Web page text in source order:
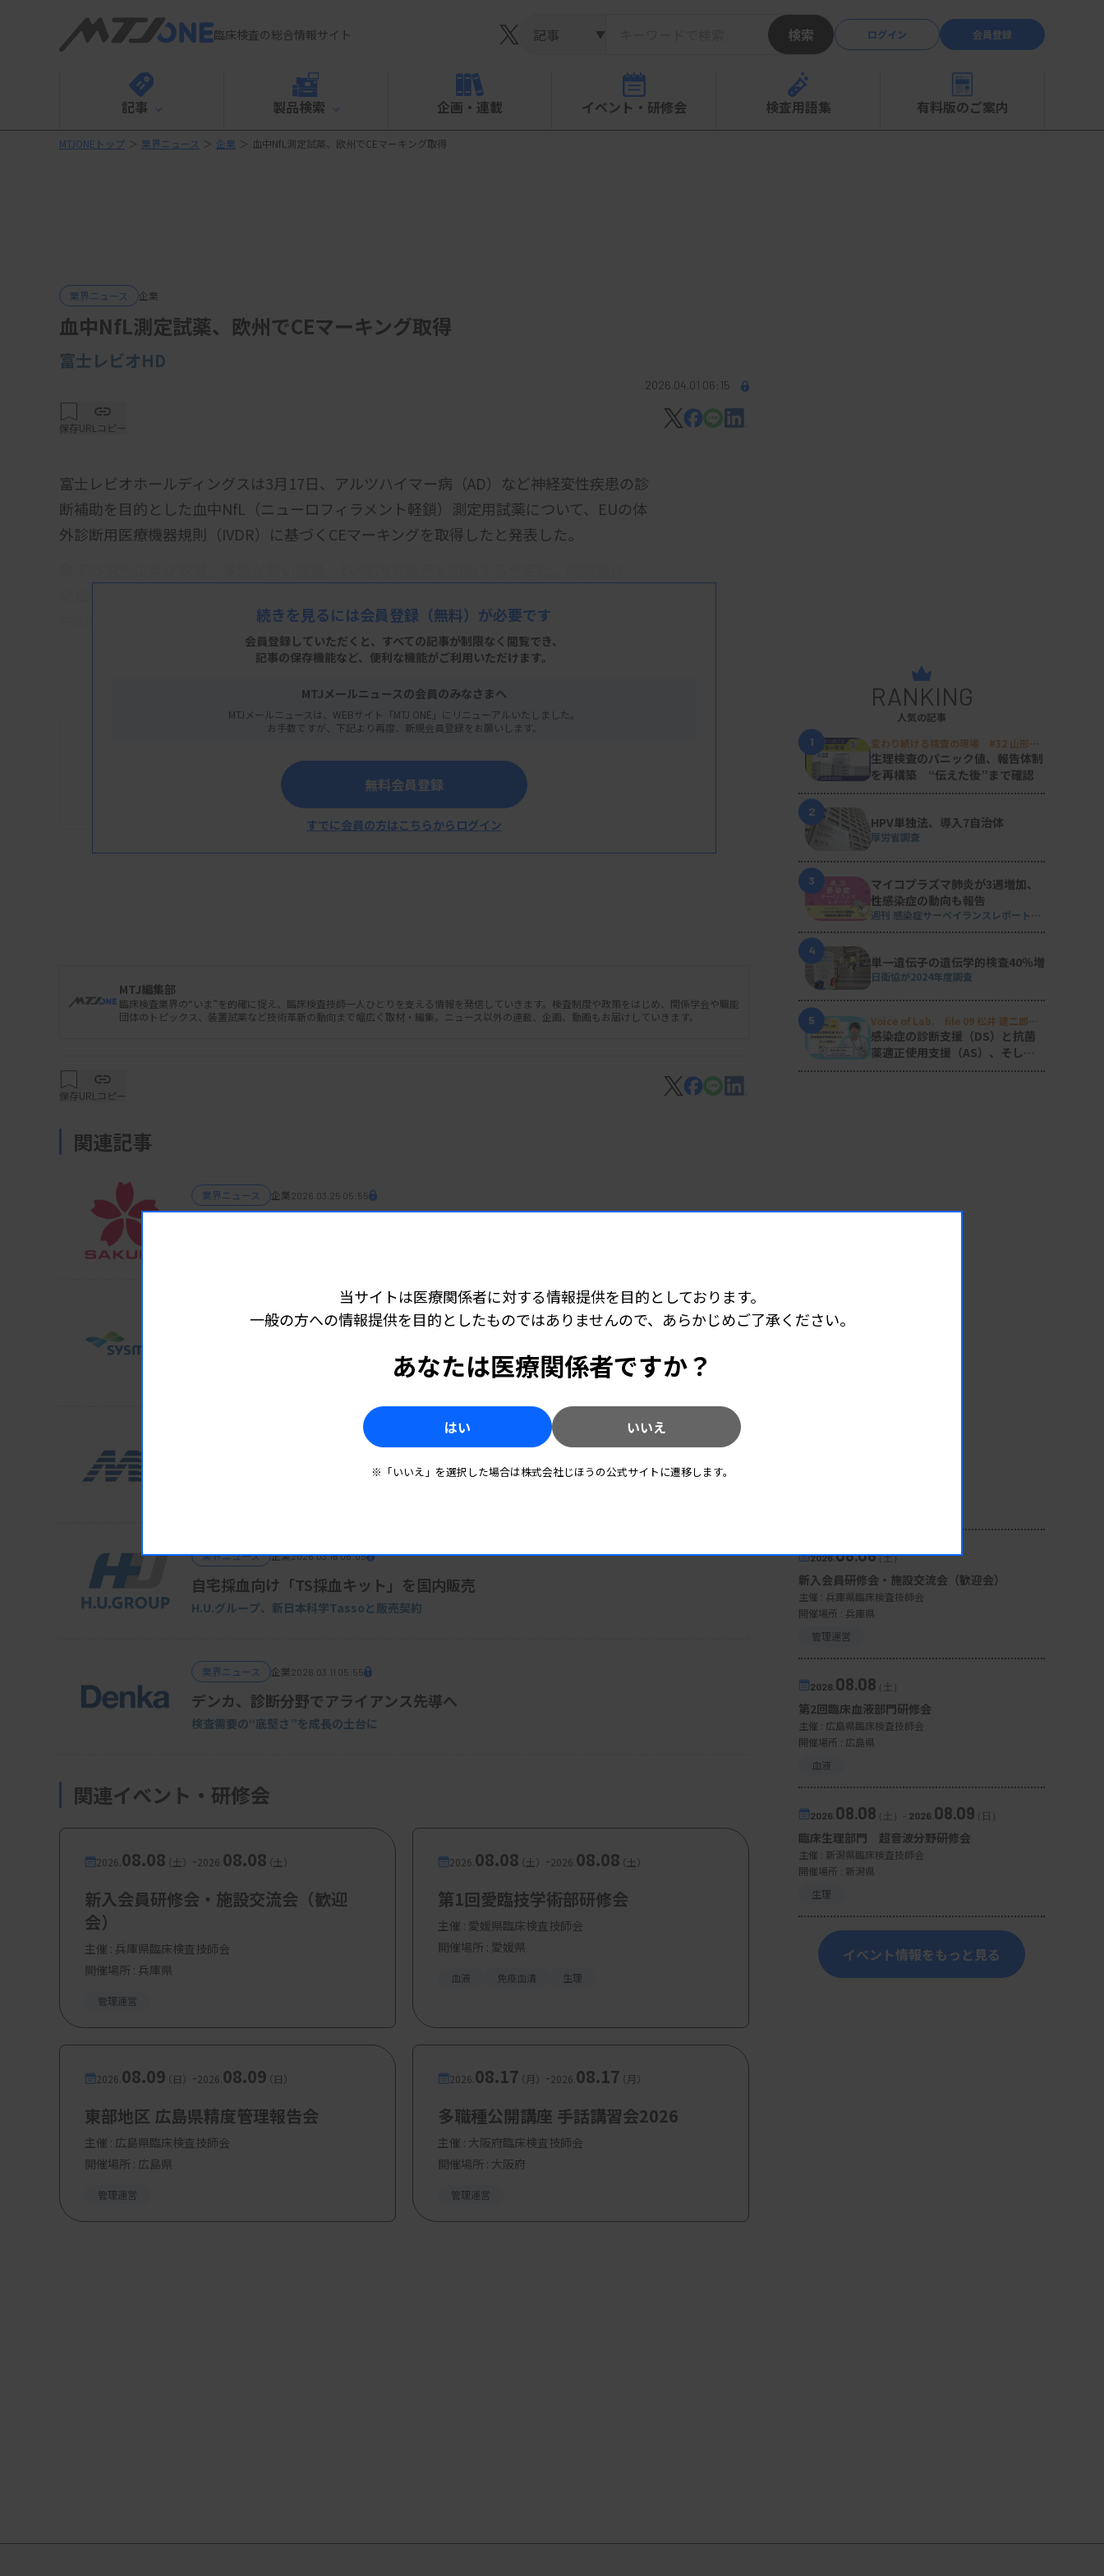
臨床検査の総合情報サイト ▼ 検索 ログイン 会員登録
記事 製品検索 企画・連載 イベント・研修会 検査用語集 有料版のご案内
MTJONEトップ ＞ 業界ニュース ＞ 企業 ＞ 血中NfL測定試薬、欧州でCEマーキング取得
業界ニュース 企業
血中NfL測定試薬、欧州でCEマーキング取得
富士レビオHD
2026.04.01 06:15
保存URLコピー
富士レビオホールディングスは3月17日、アルツハイマー病（AD）など神経変性疾患の診
断補助を目的とした血中NfL（ニューロフィラメント軽鎖）測定用試薬について、EUの体
外診断用医療機器規則（IVDR）に基づくCEマーキングを取得したと発表した。
中のNfLを約35分で定量測定できる。
アルツハイマー病等の神経変性疾患の診断補助を目的とした血液を用いた
NfL測定用体外診断用医薬品の欧州におけるCEマーキング取得について
続きを見るには会員登録 （無料）が必要です
会員登録していただくと、すべての記事が制限なく閲覧でき、
記事の保存機能など、便利な機能がご利用いただけます。
MTJメールニュースの会員のみなさまへ
MTJメールニュースは、WEBサイト「MTJ ONE」にリニューアルいたしました。
お手数ですが、下記より再度、新規会員登録をお願いします。
無料会員登録
すでに会員の方はこちらからログイン
MTJ編集部
臨床検査業界の“いま”を的確に捉え、臨床検査技師一人ひとりを支える情報を発信していきます。検査制度や政策をはじめ、関係学会や職能
団体のトピックス、装置試薬など技術革新の動向まで幅広く取材・編集。ニュース以外の連載、企画、動画もお届けしていきます。
保存URLコピー
関連記事
業界ニュース 企業2026.03.25 05:55
業界ニュース 企業2026.03.23 05:55
2026.03.18 06:05
ミズホメディー、遺伝子POCTを次の柱に
業界ニュース 企業2026.03.16 06:05
自宅採血向け「TS採血キット」を国内販売
H.U.グループ、新日本科学Tassoと販売契約
業界ニュース 企業2026.03.11 05:55
デンカ、診断分野でアライアンス先導へ
検査需要の“底堅さ”を成長の土台に
関連イベント・研修会
2026. 08.08（土） -2026. 08.08（土）
新入会員研修会・施設交流会（歓迎
会）
主催 : 兵庫県臨床検査技師会
開催場所 : 兵庫県
管理運営
2026. 08.08（土） -2026. 08.08（土）
第1回愛臨技学術部研修会
主催 : 愛媛県臨床検査技師会
開催場所 : 愛媛県
血液 免疫血清 生理
2026. 08.09（日） -2026. 08.09（日）
東部地区 広島県精度管理報告会
主催 : 広島県臨床検査技師会
開催場所 : 広島県
管理運営
2026. 08.17（月） -2026. 08.17（月）
多職種公開講座 手話講習会2026
主催 : 大阪府臨床検査技師会
開催場所 : 大阪府
管理運営
RANKING
人気の記事
1
変わり続ける検査の現場 #32 山形済
生病院
生理検査のパニック値、報告体制
を再構築 “伝えた後”まで確認
2
HPV単独法、導入7自治体
厚労省調査
3
マイコプラズマ肺炎が3週増加、
性感染症の動向も報告
週刊 感染症サーベイランスレポート
4
単一遺伝子の遺伝学的検査40％増
日衛協が2024年度調査
5
Voice of Lab. file 09 松井 建二郎
（藤田医科大学病院臨床検査部微生物
遺伝子検査室）
感染症の診断支援（DS）と抗菌
薬適正使用支援（AS）、そして
研究へ
2026.08.08（土）
新入会員研修会・施設交流会（歓迎会）
主催 : 兵庫県臨床検査技師会
開催場所 : 兵庫県
管理運営
2026. 08.08（土）
第2回臨床血液部門研修会
主催 : 広島県臨床検査技師会
開催場所 : 広島県
血液
2026. 08.08（土） - 2026. 08.09 （日）
臨床生理部門 超音波分野研修会
主催 : 新潟県臨床検査技師会
開催場所 : 新潟県
生理
イベント情報をもっと見る
当サイトは医療関係者に対する情報提供を目的としております。
一般の方への情報提供を目的としたものではありませんので、あらかじめご了承ください。
あなたは医療関係者ですか？
はい いいえ
※「いいえ」を選択した場合は株式会社じほうの公式サイトに遷移します。